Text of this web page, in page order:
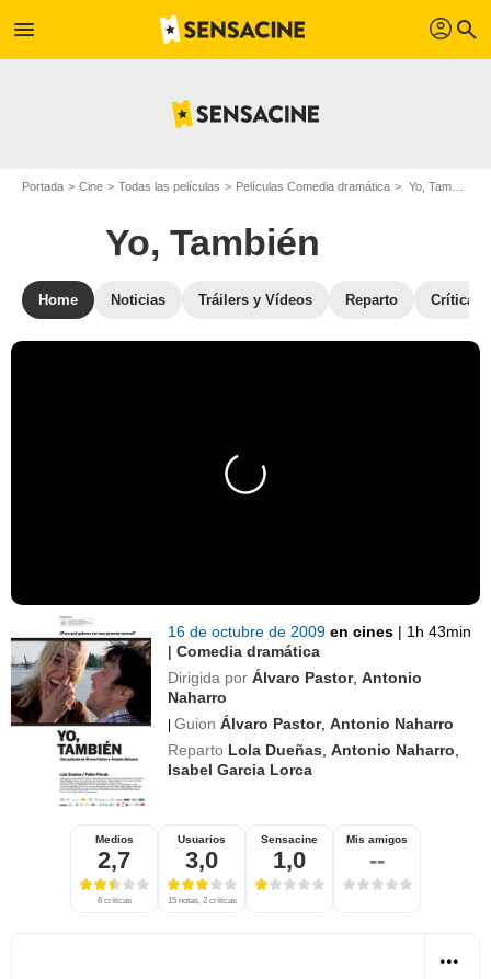
menu profil search
Portada Cine Todas las películas Películas Comedia dramática Yo, También
Yo, También
Home Noticias Tráilers y Vídeos Reparto Críticas
16 de octubre de 2009en cines | 1h 43min
| Comedia dramática
Dirigida por Álvaro Pastor,Antonio
Naharro
| Guion Álvaro Pastor,Antonio Naharro
Reparto Lola Dueñas ,Antonio Naharro
Isabel Garcia Lorca
Medios
2,7
6 críticas
Usuarios
3,0
15 notas, 2 críticas
Sensacine
1,0
Mis amigos
--